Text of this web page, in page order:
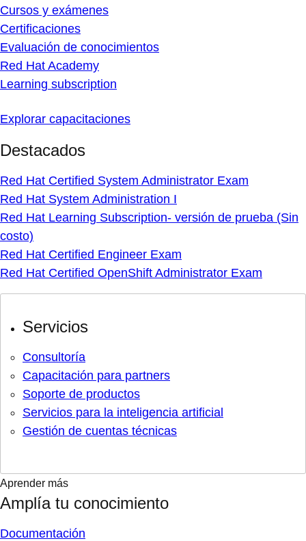
Cursos y exámenes
Certificaciones
Evaluación de conocimientos
Red Hat Academy
Learning subscription
Explorar capacitaciones
Destacados
Red Hat Certified System Administrator Exam
Red Hat System Administration I
Red Hat Learning Subscription- versión de prueba (Sin
costo)
Red Hat Certified Engineer Exam
Red Hat Certified OpenShift Administrator Exam
Servicios
Consultoría
Capacitación para partners
Soporte de productos
Servicios para la inteligencia artificial
Gestión de cuentas técnicas
Aprender más
Amplía tu conocimiento
Documentación